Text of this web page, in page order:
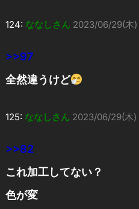
124: ななしさん 2023/06/29(木)
>>97
全然違うけど
125: ななしさん 2023/06/29(木
>>82
これ加工してない？
色が変